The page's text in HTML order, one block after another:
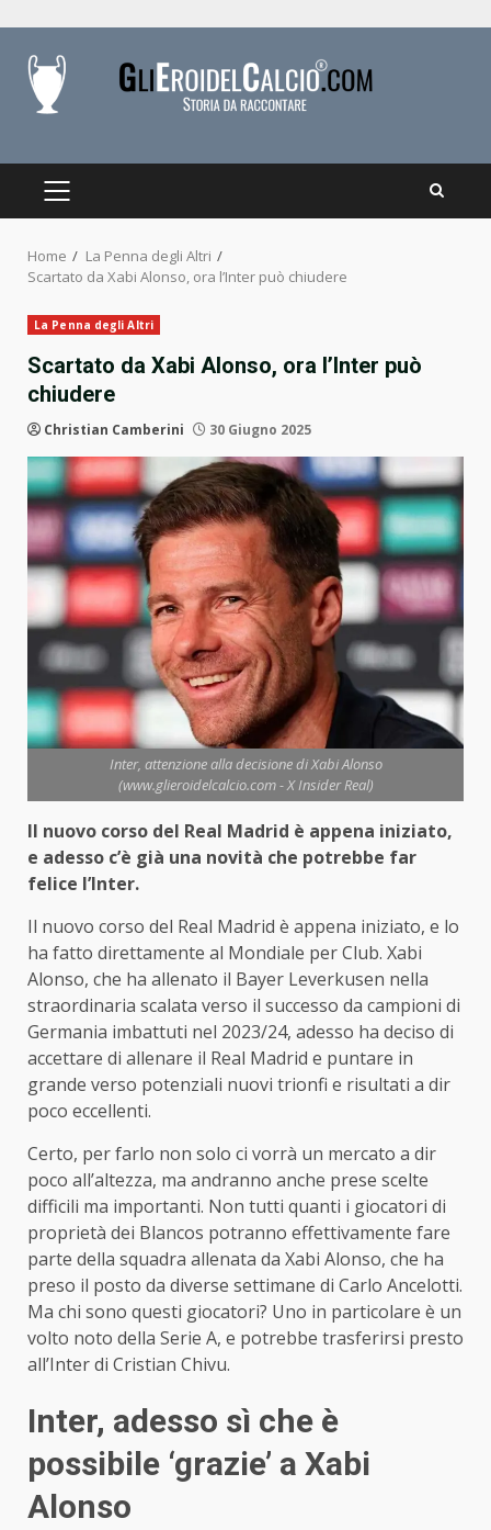
content
PRIMARY
Home
La Penna degli Altri
Scartato da Xabi Alonso, ora l’Inter può chiudere
La Penna degli Altri
Scartato da Xabi Alonso, ora l’Inter può
chiudere
Christian Camberini 30 Giugno 2025
Inter, attenzione alla decisione di Xabi Alonso
(www.glieroidelcalcio.com - X Insider Real)
Il nuovo corso del Real Madrid è appena iniziato,
e adesso c’è già una novità che potrebbe far
felice l’Inter.
Il nuovo corso del Real Madrid è appena iniziato, e lo
ha fatto direttamente al Mondiale per Club. Xabi
Alonso, che ha allenato il Bayer Leverkusen nella
straordinaria scalata verso il successo da campioni di
Germania imbattuti nel 2023/24, adesso ha deciso di
accettare di allenare il Real Madrid e puntare in
grande verso potenziali nuovi trionfi e risultati a dir
poco eccellenti.
Certo, per farlo non solo ci vorrà un mercato a dir
poco all’altezza, ma andranno anche prese scelte
difficili ma importanti. Non tutti quanti i giocatori di
proprietà dei Blancos potranno effettivamente fare
parte della squadra allenata da Xabi Alonso, che ha
preso il posto da diverse settimane di Carlo Ancelotti.
Ma chi sono questi giocatori? Uno in particolare è un
volto noto della Serie A, e potrebbe trasferirsi presto
all’Inter di Cristian Chivu.
Inter, adesso sì che è
possibile ‘grazie’ a Xabi
Alonso